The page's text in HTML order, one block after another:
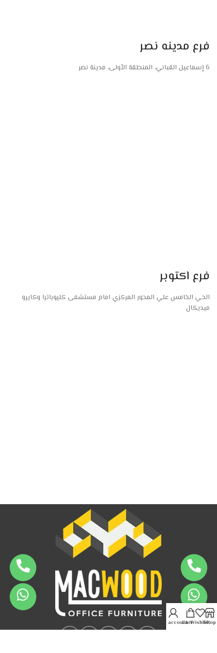
فرع مدينه نصر
6 إسماعيل القباني، المنطقة الأولى، مدينة نصر
فرع اكتوبر
الحي الخامس علي المحور المركزي امام مستشفى كليوباترا وكايرو
ميديكال
Shop
Wishlist
Cart
My account